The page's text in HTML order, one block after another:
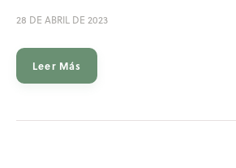
28 DE ABRIL DE 2023
Leer Más